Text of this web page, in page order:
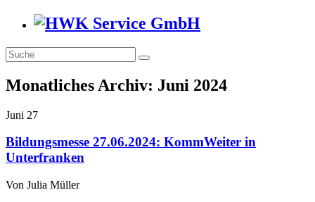
Monatliches Archiv: Juni 2024
Juni 27
Bildungsmesse 27.06.2024: KommWeiter in
Unterfranken
Von Julia Müller